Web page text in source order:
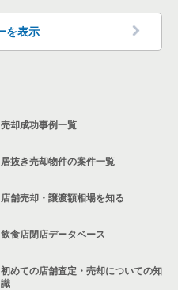
を表示
売却成功事例一覧
居抜き売却物件の案件一覧
店舗売却・譲渡額相場を知る
飲食店閉店データベース
初めての店舗査定・売却についての知
識